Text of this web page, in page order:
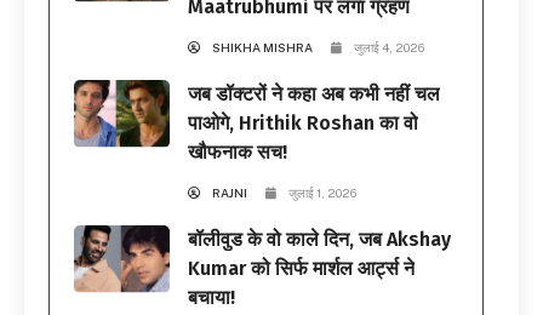
Maatrubhumi पर लगा ग्रहण
SHIKHA MISHRA जुलाई 4, 2026
जब डॉक्टरों ने कहा अब कभी नहीं चल
पाओगे, Hrithik Roshan का वो
खौफनाक सच!
RAJNI जुलाई 1, 2026
बॉलीवुड के वो काले दिन, जब Akshay
Kumar को सिर्फ मार्शल आर्ट्स ने
बचाया!